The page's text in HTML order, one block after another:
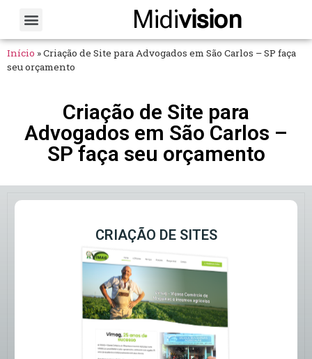
Midivision
Início »Criação de Site para Advogados em São Carlos – SP faça
seu orçamento
Criação de Site para
Advogados em São Carlos –
SP faça seu orçamento
CRIAÇÃO DE SITES